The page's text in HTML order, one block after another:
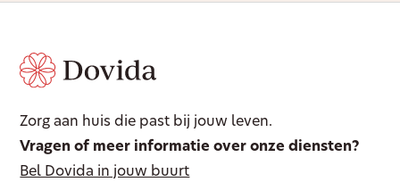
Zorg aan huis die past bij jouw leven.
Vragen of meer informatie over onze diensten?
Bel Dovida in jouw buurt